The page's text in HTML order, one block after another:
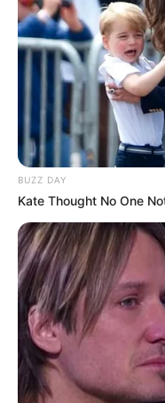
7. Berawal dari
sejajar bisa jadi
perkantoran bagus
BUZZ DAY
Kate Thought No One